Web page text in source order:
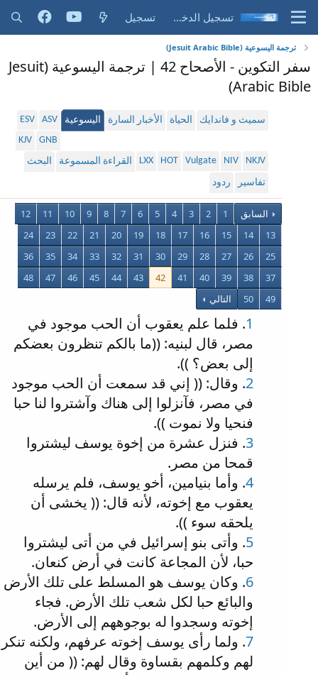
تسجيل الدخول تسجيل
ترجمة اليسوعية (Jesuit Arabic Bible)
سفر التكوين - الأصحاح 42 | ترجمة اليسوعية (Jesuit
Arabic Bible)
سميث و فاندايك الحياة الأخبار السارة اليسوعية ASV
ESV
GNB
KJV
NKJV
NIV
Vulgate
HOT
LXX القراءة المسموعة
البحث
تفاسير
ردود
السابق 1
2
3
4
5
6
7
8
9
10
11
12
13
14
15
16
17
18
19
20
21
22
23
24
25
26
27
28
29
30
31
32
33
34
35
36
37
38
39
40
41
42
43
44
45
46
47
48
49
50 التالي
1. فلما علم يعقوب أن الحب موجود في
مصر، قال لبنيه: ((ما بالكم تنظرون بعضكم
إلى بعض؟ )).
2. وقال: (( إني قد سمعت أن الحب موجود
في مصر، فآنزلوا إلى هناك وآشتروا لنا حبا
فنحيا ولا نموت )).
3. فنزل عشرة من إخوة يوسف ليشتروا
قمحا من مصر.
4. وأما بنيامين، أخو يوسف، فلم يرسله
يعقوب مع إخوته، لأنه قال: (( يخشى أن
يلحقه سوء )).
5. وأتى بنو إسرائيل في من أتى ليشتروا
حبا، لأن المجاعة كانت في أرض كنعان.
6. وكان يوسف هو المسلط على تلك الأرض
والبائع حبا لكل شعب تلك الأرض. فجاء
إخوته وسجدوا له بوجوههم إلى الأرض.
7. ولما رأى يوسف إخوته عرفهم، ولكنه تنكر
لهم وكلمهم بقساوة وقال لهم: (( من أين